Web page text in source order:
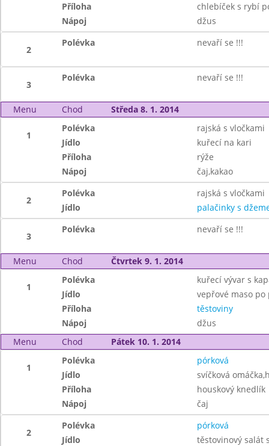
Příloha
chlebíček s rybí
Nápoj
džus
2
Polévka nevaří se !!!
3
Polévka nevaří se !!!
Menu Chod Středa 8. 1. 2014
1
Polévka
rajská s vločkami
Jídlo
kuřecí na kari
Příloha
rýže
Nápoj
čaj,kakao
2
Polévka
rajská s vločkami
Jídlo
palačinky s
3
Polévka nevaří se !!!
Menu Chod Čtvrtek 9. 1. 2014
1
Polévka
kuřecí vývar s
Jídlo
vepřové maso po
Příloha
těstoviny
Nápoj
džus
Menu
Chod Pátek 10. 1. 2014
1
Polévka
pórková
Jídlo
svíčková
Příloha
houskový knedlík
Nápoj
čaj
2
Polévka
pórková
Jídlo
těstovinový salát